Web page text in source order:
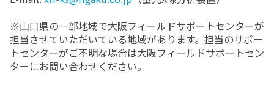
※山口県の一部地域で大阪フィールドサポートセンターが
担当させていただいている地域があります。担当のサポー
トセンターがご不明な場合は大阪フィールドサポートセン
ターにお問い合わせください。